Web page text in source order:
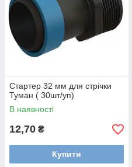
Стартер 32 мм для стрічки
Туман ( 30шт/уп)
В наявності
12,70 ₴
Купити